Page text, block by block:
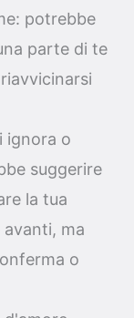
potrebbe
parte di te
ignora o
suggerire
la tua
avanti, ma
o